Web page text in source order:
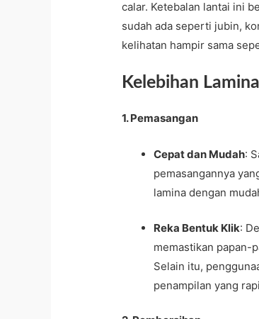
calar. Ketebalan lantai ini
sudah ada seperti jubin,
kelihatan hampir sama
Kelebihan
1. Pemasangan
Cepat dan Mudah:
pemasangannya
lamina dengan
Reka Bentuk Klik:
memastikan papan-
Selain itu,
penampilan yang